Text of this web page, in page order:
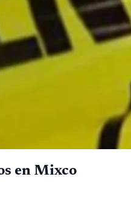
en Mixco